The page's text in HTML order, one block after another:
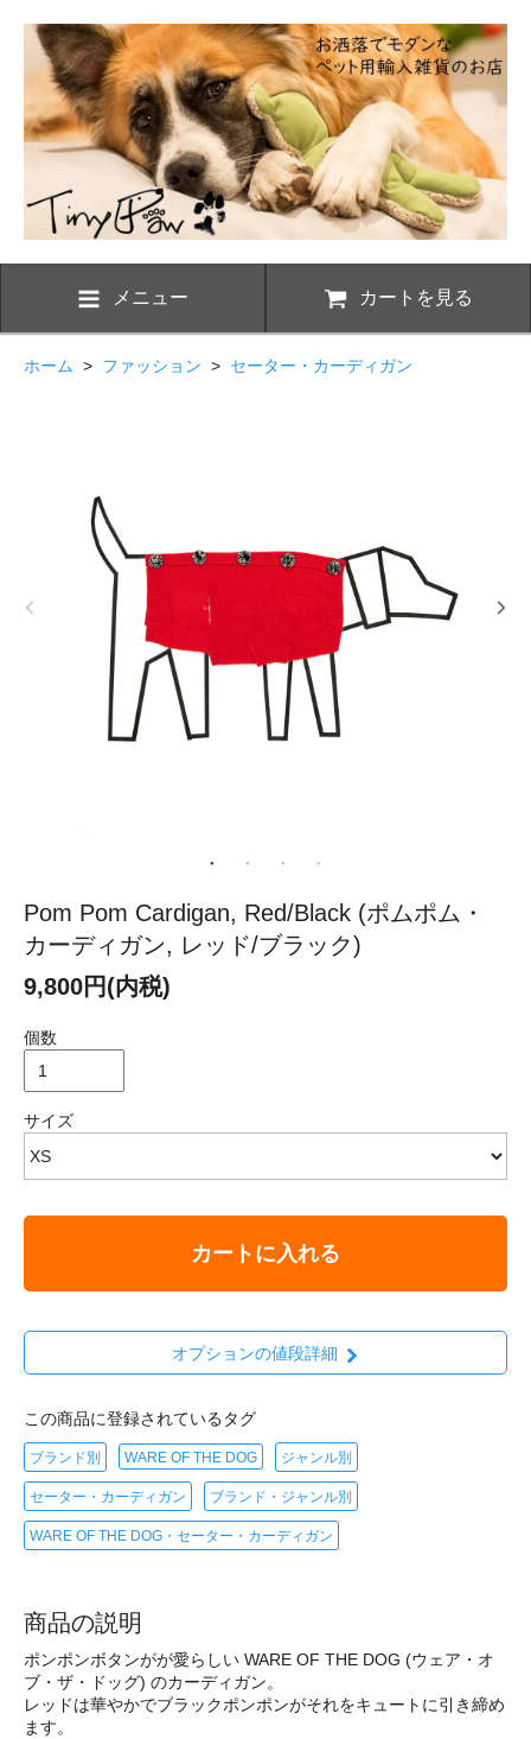
メニュー カートを見る
ホーム > ファッション > セーター・カーディガン
Pom Pom Cardigan, Red/Black (ポムポム・
カーディガン, レッド/ブラック)
9,800円(内税)
個数
サイズ
カートに入れる
オプションの値段詳細
この商品に登録されているタグ
ブランド別 WARE OF THE DOG ジャンル別
セーター・カーディガン ブランド・ジャンル別
WARE OF THE DOG・セーター・カーディガン
商品の説明
ポンポンボタンがが愛らしい WARE OF THE DOG (ウェア・オ
ブ・ザ・ドッグ) のカーディガン。
レッドは華やかでブラックポンポンがそれをキュートに引き締め
ます。